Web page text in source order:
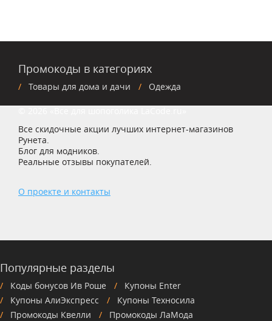
Промокоды в категориях
Товары для дома и дачи Одежда
Все скидочные акции лучших интернет-магазинов
Рунета.
Блог для модников.
Реальные отзывы покупателей.
О проекте и контакты
Популярные разделы
Коды бонусов Ив Роше
Купоны Enter
Купоны АлиЭкспресс
Купоны Техносила
Промокоды Квелли
Промокоды ЛаМода